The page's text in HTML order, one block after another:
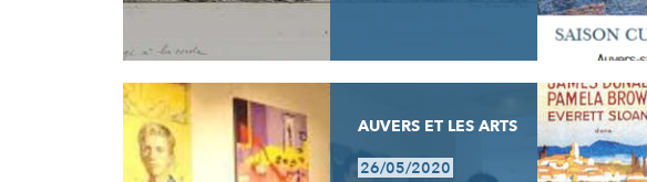
AUVERS ET LES ARTS
26/05/2020